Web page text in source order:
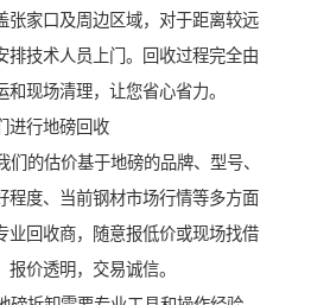
张家口及周边区域，对于距离较远
排技术人员上门。回收过程完全由
现场清理，让您省心省力。
进行地磅回收
们的估价基于地磅的品牌、型号、
程度、当前钢材市场行情等多方面
业回收商，随意报低价或现场找借
报价透明，交易诚信。